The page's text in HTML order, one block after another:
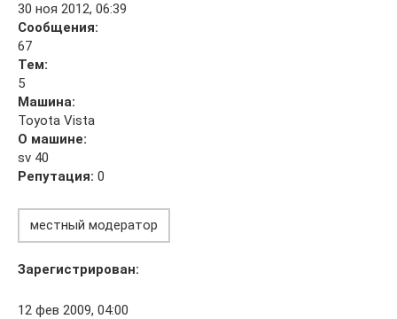
30 ноя 2012, 06:39
Сообщения:
67
Тем:
5
Машина:
Toyota Vista
О машине:
sv 40
Репутация: 0
местный модератор
Зарегистрирован:
12 фев 2009, 04:00